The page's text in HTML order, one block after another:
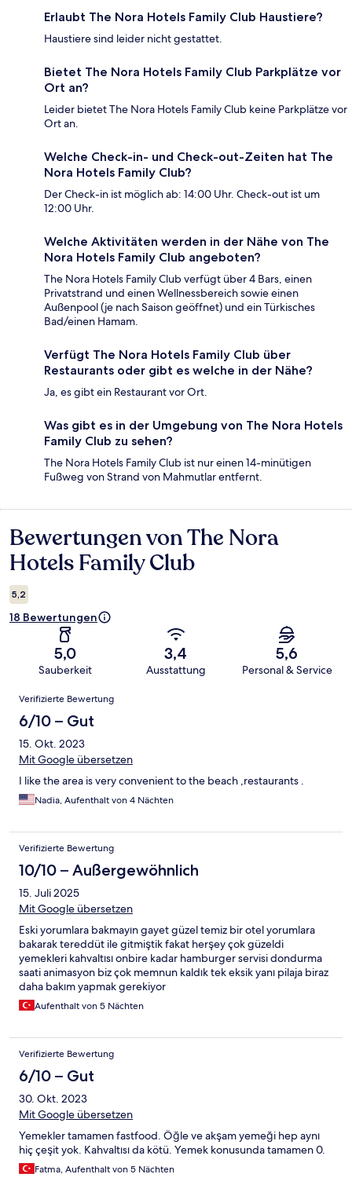
Erlaubt The Nora Hotels Family Club Haustiere?
Haustiere sind leider nicht gestattet.
Bietet The Nora Hotels Family Club Parkplätze vor
Ort an?
Leider bietet The Nora Hotels Family Club keine Parkplätze vor
Ort an.
Welche Check-in- und Check-out-Zeiten hat The
Nora Hotels Family Club?
Der Check-in ist möglich ab: 14:00 Uhr. Check-out ist um
12:00 Uhr.
Welche Aktivitäten werden in der Nähe von The
Nora Hotels Family Club angeboten?
The Nora Hotels Family Club verfügt über 4 Bars, einen
Privatstrand und einen Wellnessbereich sowie einen
Außenpool (je nach Saison geöffnet) und ein Türkisches
Bad/einen Hamam.
Verfügt The Nora Hotels Family Club über
Restaurants oder gibt es welche in der Nähe?
Ja, es gibt ein Restaurant vor Ort.
Was gibt es in der Umgebung von The Nora Hotels
Family Club zu sehen?
The Nora Hotels Family Club ist nur einen 14-minütigen
Fußweg von Strand von Mahmutlar entfernt.
Bewertungen
Bewertungen von The Nora
Hotels Family Club
5,2
18 Bewertungen
5,0
Sauberkeit
3,4
Ausstattung
5,6
Personal & Service
Bewertungen
Verifizierte Bewertung
6/10 – Gut
15. Okt. 2023
Mit Google übersetzen
I like the area is very convenient to the beach ,restaurants .
Nadia, Aufenthalt von 4 Nächten
Verifizierte Bewertung
10/10 – Außergewöhnlich
15. Juli 2025
Mit Google übersetzen
Eski yorumlara bakmayın gayet güzel temiz bir otel yorumlara
bakarak tereddüt ile gitmiştik fakat herşey çok güzeldi
yemekleri kahvaltısı onbire kadar hamburger servisi dondurma
saati animasyon biz çok memnun kaldık tek eksik yanı pilaja biraz
daha bakım yapmak gerekiyor
Aufenthalt von 5 Nächten
Verifizierte Bewertung
6/10 – Gut
30. Okt. 2023
Mit Google übersetzen
Yemekler tamamen fastfood. Öğle ve akşam yemeği hep aynı
hiç çeşit yok. Kahvaltısı da kötü. Yemek konusunda tamamen 0.
Fatma, Aufenthalt von 5 Nächten